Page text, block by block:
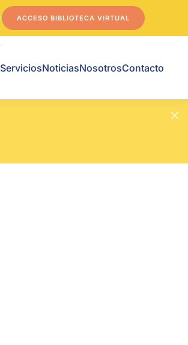
ACCESO BIBLIOTECA VIRTUAL
ServiciosNoticiasNosotrosContacto